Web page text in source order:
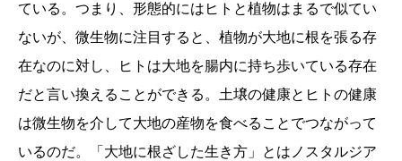
ている。つまり、形態的にはヒトと植物はまるで似てい
ないが、微生物に注目すると、植物が大地に根を張る存
在なのに対し、ヒトは大地を腸内に持ち歩いている存在
だと言い換えることができる。土壌の健康とヒトの健康
は微生物を介して大地の産物を食べることでつながって
いるのだ。「大地に根ざした生き方」とはノスタルジア